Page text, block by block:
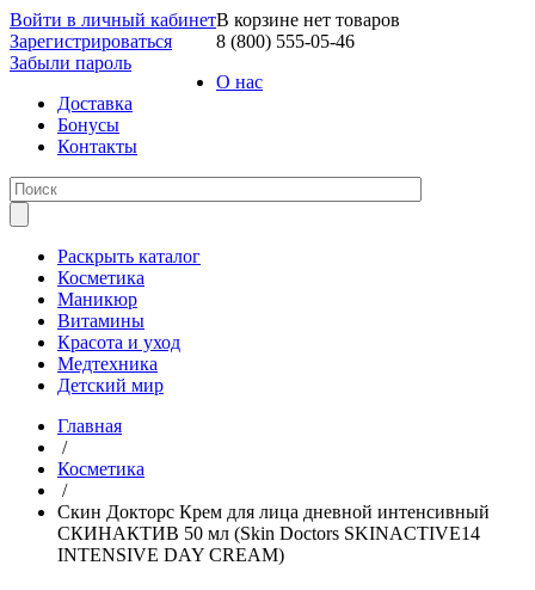
Войти в личный кабинет
Зарегистрироваться
Забыли пароль
В корзине нет товаров
8 (800) 555-05-46
О нас
Доставка
Бонусы
Контакты
Раскрыть каталог
Косметика
Маникюр
Витамины
Красота и уход
Медтехника
Детский мир
Главная
/
Косметика
/
Скин Докторс Крем для лица дневной интенсивный
СКИНАКТИВ 50 мл (Skin Doctors SKINACTIVE14
INTENSIVE DAY CREAM)